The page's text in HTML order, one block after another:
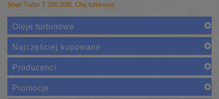
Shell Turbo T 100 209L Olej turbinowy
Oleje turbinowe
Najczęściej kupowane
Producenci
Promocje